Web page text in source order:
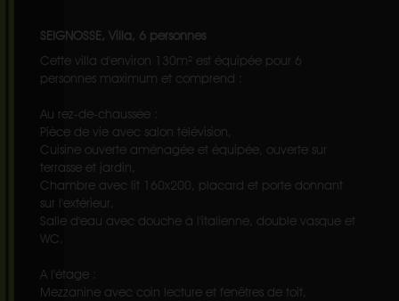
SEIGNOSSE, Villa, 6 personnes
Cette villa d'environ 130m² est équipée pour 6
personnes maximum et comprend :
Au rez-de-chaussée :
Pièce de vie avec salon télévision,
Cuisine ouverte aménagée et équipée, ouverte sur
terrasse et jardin,
Chambre avec lit 160x200, placard et porte donnant
sur l'extérieur,
Salle d'eau avec douche à l'italienne, double vasque et
WC.
A l'étage :
Mezzanine avec coin lecture et fenêtres de toit,